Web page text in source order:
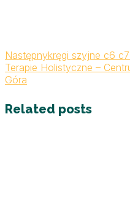
Następnykręgi szyjne c6
Terapie Holistyczne –
Góra
Related posts